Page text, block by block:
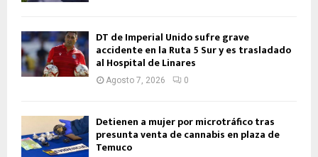
DT de Imperial Unido sufre grave
accidente en la Ruta 5 Sur y es trasladado
al Hospital de Linares
Agosto 7, 2026 0
Detienen a mujer por microtráfico tras
presunta venta de cannabis en plaza de
Temuco